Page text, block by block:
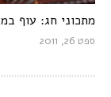
מתכוני חג: עוף
ספט 26, 2011